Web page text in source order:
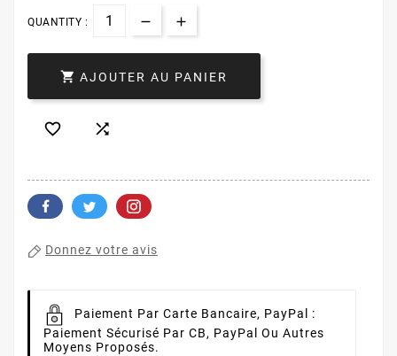
QUANTITY :
 AJOUTER AU PANIER
 
Donnez votre avis
Paiement Par Carte Bancaire, PayPal :
Paiement Sécurisé Par CB, PayPal Ou Autres
Moyens Proposés.